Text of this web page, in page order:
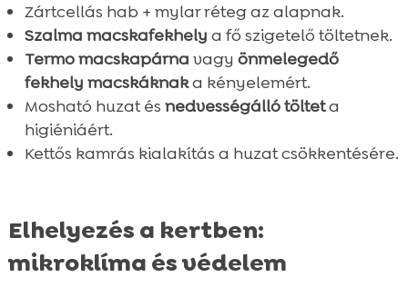
Zártcellás hab + mylar réteg az alapnak.
Szalma macskafekhely a fő szigetelő töltetnek.
Termo macskapárna vagy önmelegedő
fekhely macskáknaka kényelemért.
Mosható huzat és nedvességálló tölteta
higiéniáért.
Kettős kamrás kialakítás a huzat csökkentésére.
Elhelyezés a kertben:
mikroklíma és védelem